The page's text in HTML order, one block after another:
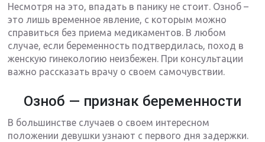
Несмотря на это, впадать в панику не стоит. Озноб –
это лишь временное явление, с которым можно
справиться без приема медикаментов. В любом
случае, если беременность подтвердилась, поход в
женскую гинекологию неизбежен. При консультации
важно рассказать врачу о своем самочувствии.
Озноб — признак беременности
В большинстве случаев о своем интересном
положении девушки узнают с первого дня задержки.